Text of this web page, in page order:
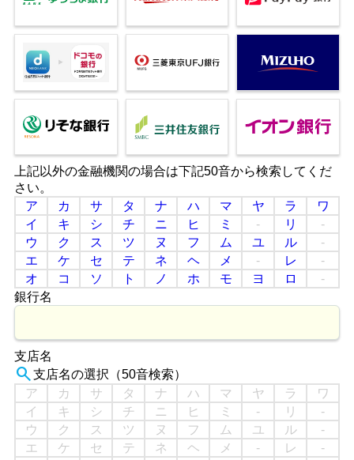
上記以外の金融機関の場合は下記50音から検索してくだ
さい。
ア
カ サ タ ナ ハ マ ヤ ラ
ワ
イ
キ シ チ ニ ヒ ミ - リ
-
ウ
ク ス ツ ヌ フ ム ユ ル
-
エ
ケ セ テ ネ ヘ メ - レ
-
オ
コ ソ ト ノ ホ モ ヨ ロ
-
銀行名
支店名
search支店名の選択（50音検索）
ア
カ サ タ ナ ハ マ ヤ ラ
ワ
イ
キ シ チ ニ ヒ ミ - リ
-
ウ
ク ス ツ ヌ フ ム ユ ル
-
エ
ケ セ テ ネ ヘ メ - レ
-